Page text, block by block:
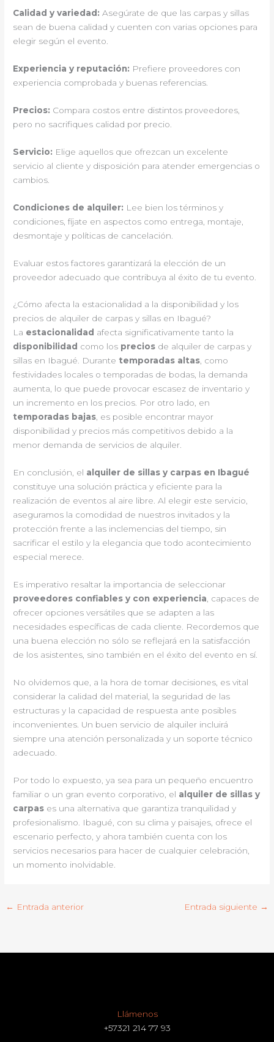
Calidad y variedad: Asegúrate de que las carpas y sillas
sean de buena calidad y cuenten con varias opciones para
elegir según el evento.
Experiencia y reputación: Prefiere proveedores con
experiencia comprobada y buenas referencias.
Precios: Compara costos entre distintos proveedores,
pero no sacrifiques calidad por precio.
Servicio: Elige aquellos que ofrezcan un excelente
servicio al cliente y disposición para atender emergencias o
cambios.
Condiciones de alquiler: Lee bien los términos y
condiciones, fíjate en aspectos como entrega, montaje,
desmontaje y políticas de cancelación.
Evaluar estos factores garantizará la elección de un
proveedor adecuado que contribuya al éxito de tu evento.
¿Cómo afecta la estacionalidad a la disponibilidad y los
precios de alquiler de carpas y sillas en Ibagué?
La estacionalidad afecta significativamente tanto la
disponibilidad como los precios de alquiler de carpas y
sillas en Ibagué. Durante temporadas altas, como
festividades locales o temporadas de bodas, la demanda
aumenta, lo que puede provocar escasez de inventario y
un incremento en los precios. Por otro lado, en
temporadas bajas, es posible encontrar mayor
disponibilidad y precios más competitivos debido a la
menor demanda de servicios de alquiler.
En conclusión, el alquiler de sillas y carpas en Ibagué
constituye una solución práctica y eficiente para la
realización de eventos al aire libre. Al elegir este servicio,
aseguramos la comodidad de nuestros invitados y la
protección frente a las inclemencias del tiempo, sin
sacrificar el estilo y la elegancia que todo acontecimiento
especial merece.
Es imperativo resaltar la importancia de seleccionar
proveedores confiables y con experiencia , capaces de
ofrecer opciones versátiles que se adapten a las
necesidades específicas de cada cliente. Recordemos que
una buena elección no sólo se reflejará en la satisfacción
de los asistentes, sino también en el éxito del evento en sí.
No olvidemos que, a la hora de tomar decisiones, es vital
considerar la calidad del material, la seguridad de las
estructuras y la capacidad de respuesta ante posibles
inconvenientes. Un buen servicio de alquiler incluirá
siempre una atención personalizada y un soporte técnico
adecuado.
Por todo lo expuesto, ya sea para un pequeño encuentro
familiar o un gran evento corporativo, el alquiler de sillas y
carpas es una alternativa que garantiza tranquilidad y
profesionalismo. Ibagué, con su clima y paisajes, ofrece el
escenario perfecto, y ahora también cuenta con los
servicios necesarios para hacer de cualquier celebración,
un momento inolvidable.
← Entrada anterior Entrada siguiente →
Llámenos
+57321 214 77 93